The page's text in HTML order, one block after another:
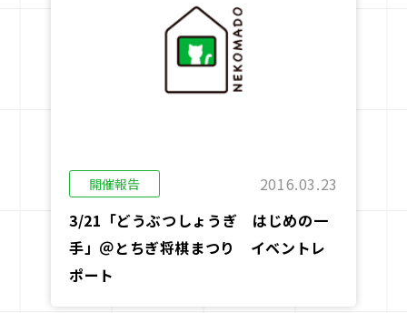
開催報告
2016.03.23
3/21「どうぶつしょうぎ はじめの一
手」＠とちぎ将棋まつり イベントレ
ポート